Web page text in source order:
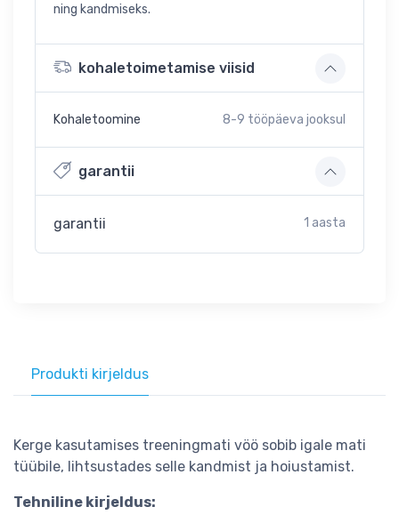
ning kandmiseks.
kohaletoimetamise viisid
Kohaletoomine 8-9 tööpäeva jooksul
garantii
garantii 1 aasta
Produkti kirjeldus
Kerge kasutamises treeningmati vöö sobib igale mati
tüübile, lihtsustades selle kandmist ja hoiustamist.
Tehniline kirjeldus: